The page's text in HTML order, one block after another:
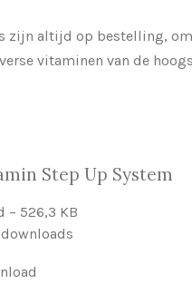
zijn altijd op bestelling,
vitaminen van de
Step Up System
– 526,3 KB